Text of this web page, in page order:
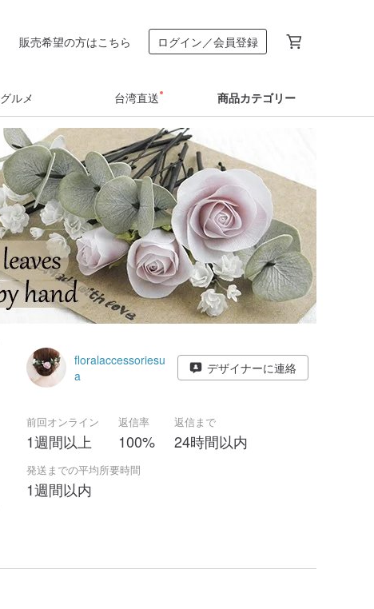
販売希望の方はこちら ログイン／会員登録
グルメ 台湾直送 商品カテゴリー
floralaccessoriesu
a
デザイナーに連絡
前回オンライン
1週間以上
返信率
100%
返信まで
24時間以内
発送までの平均所要時間
1週間以内